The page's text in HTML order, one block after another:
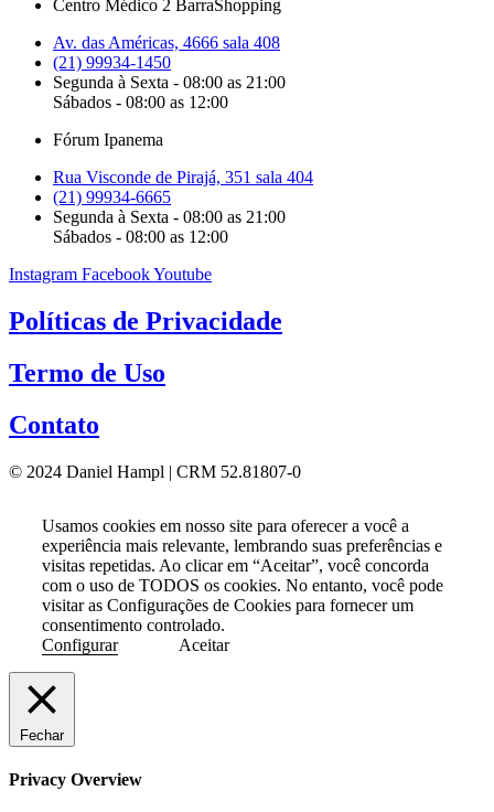
Centro Médico 2 BarraShopping
Av. das Américas, 4666 sala 408
(21) 99934-1450
Segunda à Sexta - 08:00 as 21:00
Sábados - 08:00 as 12:00
Fórum Ipanema
Rua Visconde de Pirajá, 351 sala 404
(21) 99934-6665
Segunda à Sexta - 08:00 as 21:00
Sábados - 08:00 as 12:00
Instagram FacebookYoutube
Políticas de Privacidade
Termo de Uso
Contato
© 2024 Daniel Hampl | CRM 52.81807-0
Usamos cookies em nosso site para oferecer a você a
experiência mais relevante, lembrando suas preferências e
visitas repetidas. Ao clicar em “Aceitar”, você concorda
com o uso de TODOS os cookies. No entanto, você pode
visitar as Configurações de Cookies para fornecer um
consentimento controlado.
Configurar
Aceitar
Fechar
Privacy Overview